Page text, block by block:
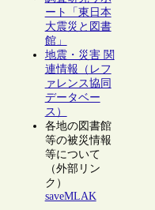
ート「東日本
大震災と図書
館」
地震・災害 関
連情報（レフ
ァレンス協同
データベー
ス）
各地の図書館
等の被災情報
等について
（外部リン
ク）
saveMLAK